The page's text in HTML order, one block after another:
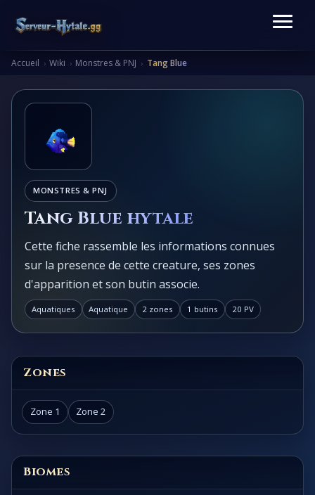
Accueil › Wiki › Monstres & PNJ › Tang Blue
MONSTRES & PNJ
Tang Blue hytale
Cette fiche rassemble les informations connues
sur la presence de cette creature, ses zones
d'apparition et son butin associe.
Aquatiques Aquatique 2 zones 1 butins 20 PV
Zones
Zone 1 Zone 2
Biomes